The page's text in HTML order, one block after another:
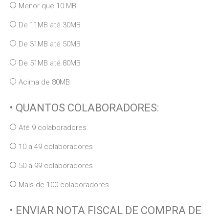
Menor que 10 MB
De 11MB até 30MB
De 31MB até 50MB
De 51MB até 80MB
Acima de 80MB
• QUANTOS COLABORADORES:
Até 9 colaboradores
10 a 49 colaboradores
50 a 99 colaboradores
Mais de 100 colaboradores
• ENVIAR NOTA FISCAL DE COMPRA DE